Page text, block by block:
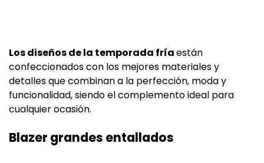
Los diseños de la temporada fríaestán
confeccionados con los mejores materiales y
detalles que combinan a la perfección, moda y
funcionalidad, siendo el complemento ideal para
cualquier ocasión.
Blazer grandes entallados